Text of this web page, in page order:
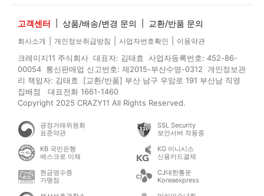
고객센터 상품/배송/변경 문의 교환/반품 문의
회사소개 개인정보취급방침 사업자번호확인 이용약관
크레이지11 주식회사 대표자: 김태효 사업자등록번호: 452-86-
00054 통신판매업 신고번호: 제2015-부산수영-0312 개인정보관
리 책임자: 김태효 [교환/반품] 부산 남구 우암로 191 부산남 직영
집배점 대표전화 1661-1460
Copyright 2025 CRAZY11 All Rights Reserved.
공정거래위원회
표준약관
SSL Security
보안서버 작동중
KB 국민은행
에스크로 이체
KG 이니시스
신용카드결제
현금영수증
가맹점
CJ대한통운
Koreaexpress